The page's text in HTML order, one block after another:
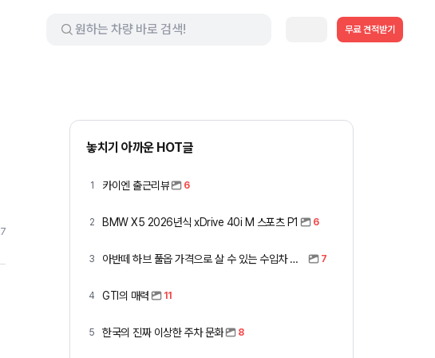
무료 견적받기
놓치기 아까운 HOT글
1 카이엔 출근리뷰 6
2 BMW X5 2026년식 xDrive 40i M 스포츠 P1 6
3 아반떼 하브 풀옵 가격으로 살 수 있는 수입차 모아봤습니다 (중고 포함) 7
4 GTI의 매력 11
5 한국의 진짜 이상한 주차 문화 8